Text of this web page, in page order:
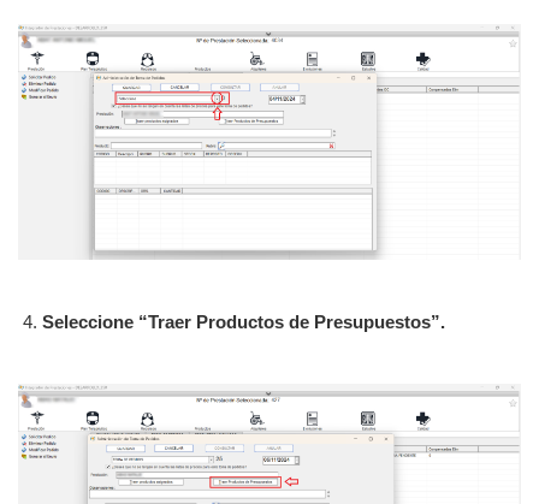
Seleccione “Traer Productos de Presupuestos”.